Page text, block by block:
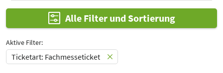
Alle Filter und Sortierung
Aktive Filter:
Ticketart: Fachmesseticket